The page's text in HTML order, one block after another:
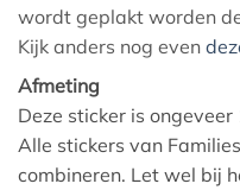
wordt geplakt worden
Kijk anders nog even
Afmeting
Deze sticker is ongeveer
Alle stickers van
combineren. Let wel bij